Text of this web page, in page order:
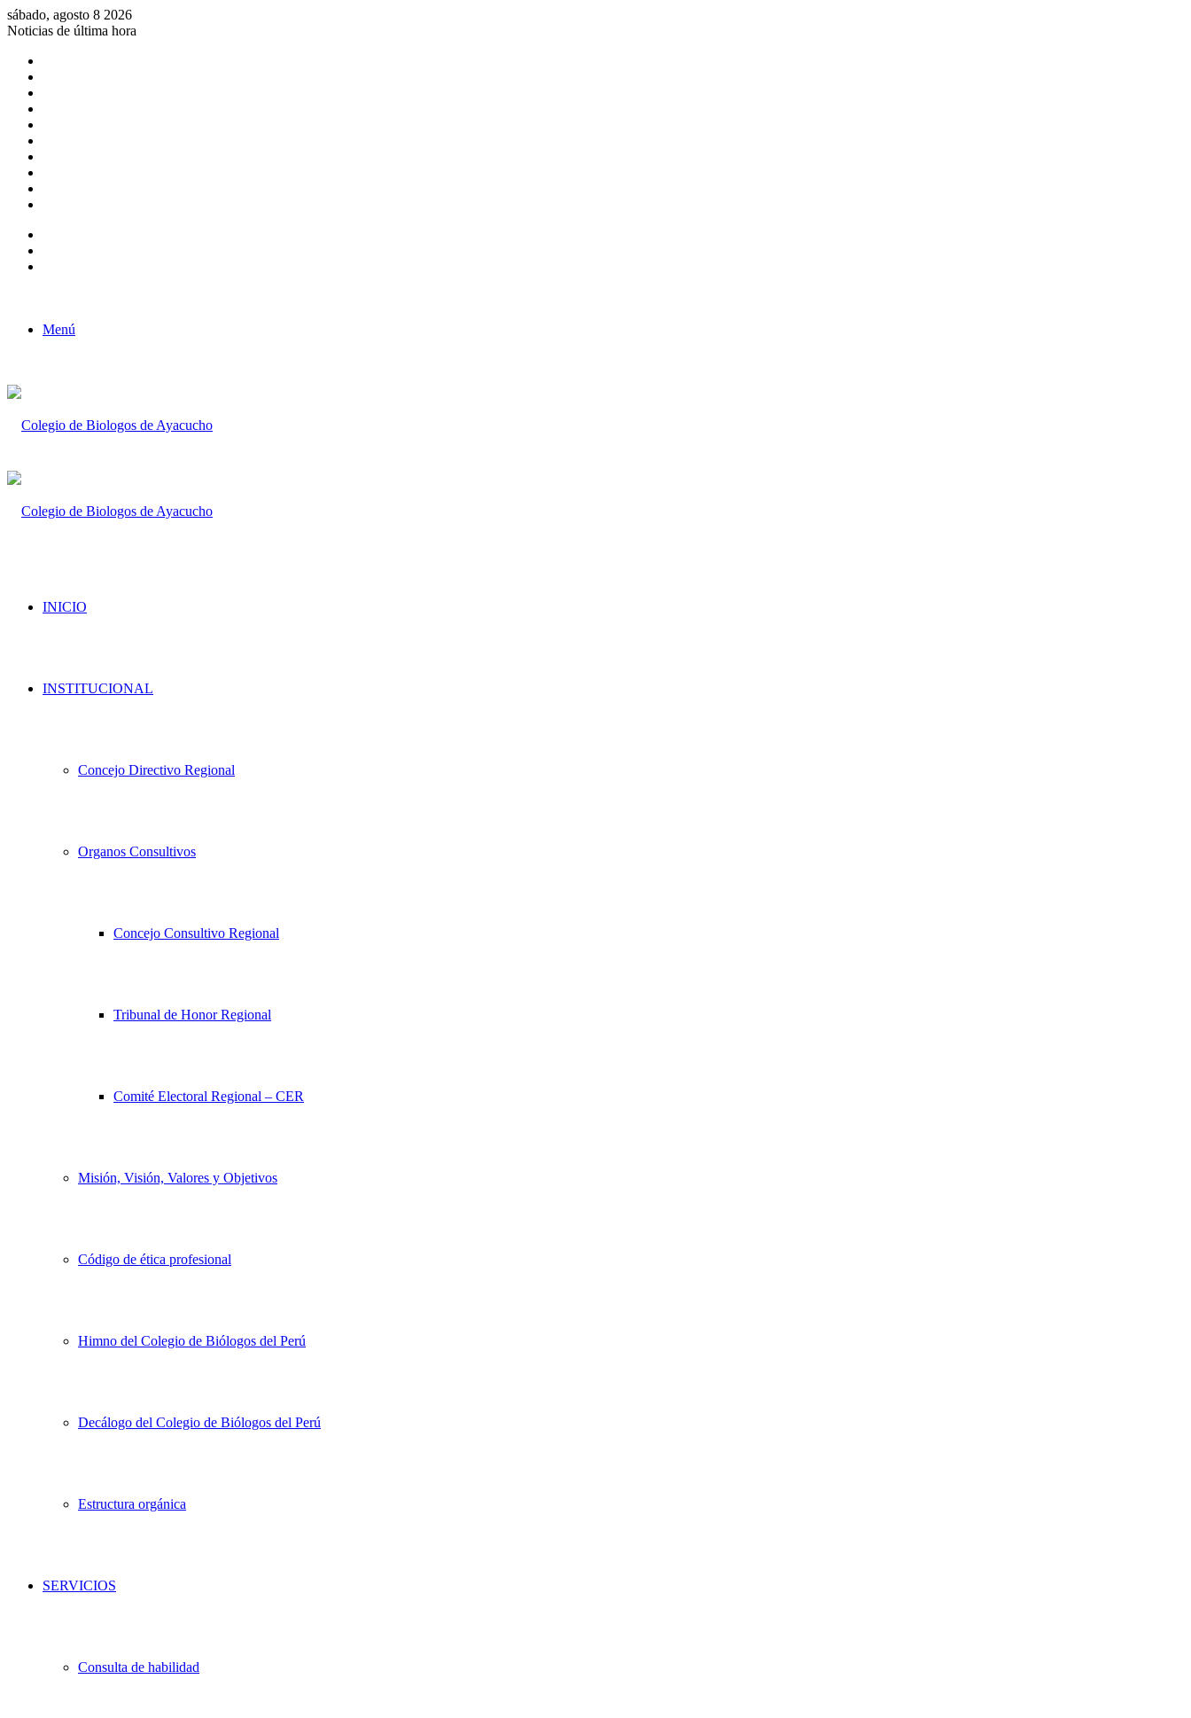
sábado, agosto 8 2026
Noticias de última hora
Menú
INICIO
INSTITUCIONAL
Concejo Directivo Regional
Organos Consultivos
Concejo Consultivo Regional
Tribunal de Honor Regional
Comité Electoral Regional – CER
Misión, Visión, Valores y Objetivos
Código de ética profesional
Himno del Colegio de Biólogos del Perú
Decálogo del Colegio de Biólogos del Perú
Estructura orgánica
SERVICIOS
Consulta de habilidad